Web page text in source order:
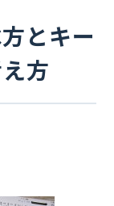
とキー
方